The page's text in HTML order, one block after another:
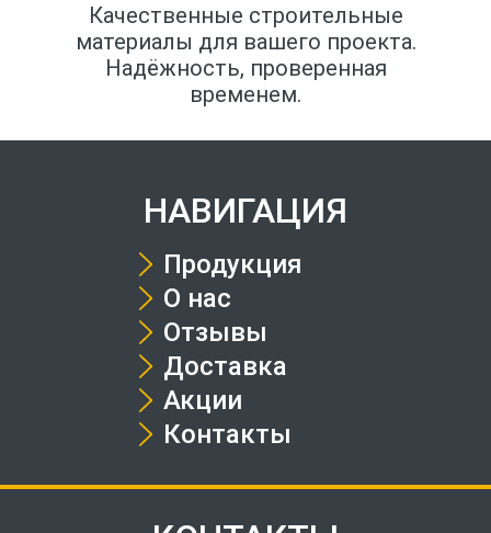
Качественные строительные
материалы для вашего проекта.
Надёжность, проверенная
временем.
НАВИГАЦИЯ
Продукция
О нас
Отзывы
Доставка
Акции
Контакты